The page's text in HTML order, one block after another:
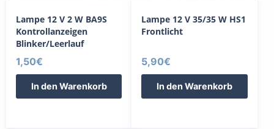
Lampe 12 V 2 W BA9S
Kontrollanzeigen
Blinker/Leerlauf
1,50€
In den Warenkorb
Lampe 12 V 35/35 W HS1
Frontlicht
5,90€
In den Warenkorb